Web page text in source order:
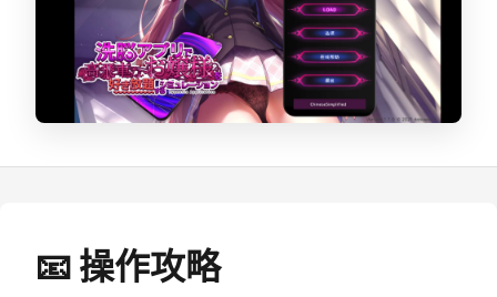
📧 操作攻略